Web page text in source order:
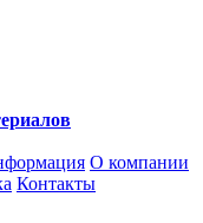
О компании
Контакты